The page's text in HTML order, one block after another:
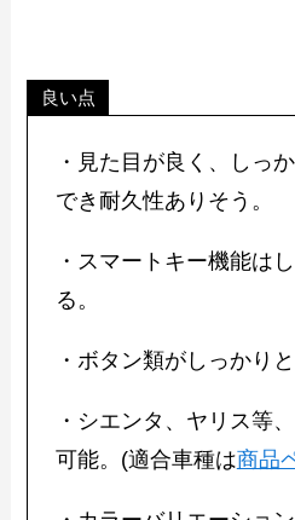
良い点
・見た目が良く、しっ
でき耐久性ありそう。
・スマートキー機能は
る。
・ボタン類がしっかりと
・シエンタ、ヤリス等
可能。(適合車種は商品